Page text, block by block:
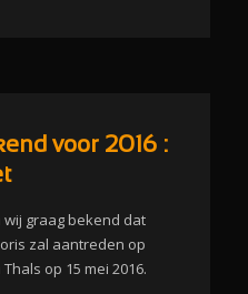
voor 2016 :
graag bekend dat
zal aantreden op
op 15 mei 2016.